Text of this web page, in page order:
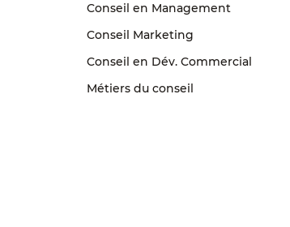
Conseil en Management
Conseil Marketing
Conseil en Dév. Commercial
Métiers du conseil